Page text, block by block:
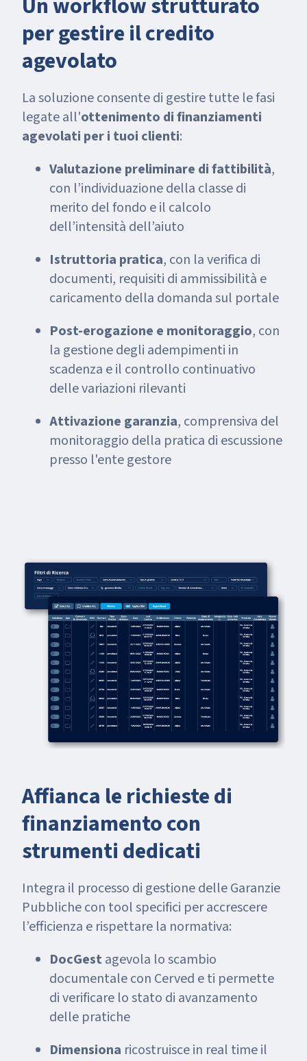
per gestire il credito
agevolato
La soluzione consente di gestire tutte le fasi
legate all'ottenimento di finanziamenti
agevolati per i tuoi clienti:
Valutazione preliminare di fattibilità,
con l’individuazione della classe di
merito del fondo e il calcolo
dell’intensità dell’aiuto
Istruttoria pratica, con la verifica di
documenti, requisiti di ammissibilità e
caricamento della domanda sul portale
Post-erogazione e monitoraggio, con
la gestione degli adempimenti in
scadenza e il controllo continuativo
delle variazioni rilevanti
Attivazione garanzia, comprensiva del
monitoraggio della pratica di escussione
presso l'ente gestore
Affianca le richieste di
finanziamento con
strumenti dedicati
Integra il processo di gestione delle Garanzie
Pubbliche con tool specifici per accrescere
l’efficienza e rispettare la normativa:
DocGestagevola lo scambio
documentale con Cerved e ti permette
di verificare lo stato di avanzamento
delle pratiche
Dimensiona ricostruisce in real time il